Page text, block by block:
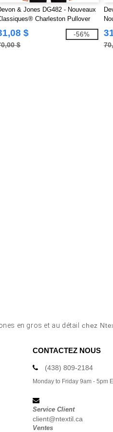
& Jones DG482 - Nouveaux
Charleston Pullover
Hommes
$
$
-56%
en gros et au détail chez
CONTACTEZ NOUS
(438) 809-2184
Monday to Friday 9am - 5pm
Service Client
client@ntextil.ca
Ventes